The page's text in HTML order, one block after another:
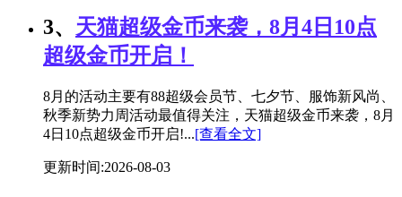
3、 天猫超级金币来袭，8月4日10点
超级金币开启！
8月的活动主要有88超级会员节、七夕节、服饰新风尚、
秋季新势力周活动最值得关注，天猫超级金币来袭，8月
4日10点超级金币开启!...[查看全文]
更新时间:2026-08-03